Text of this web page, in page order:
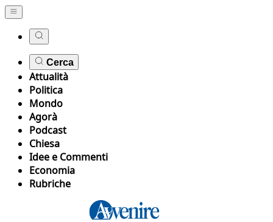
Cerca
Attualità
Politica
Mondo
Agorà
Podcast
Chiesa
Idee e Commenti
Economia
Rubriche